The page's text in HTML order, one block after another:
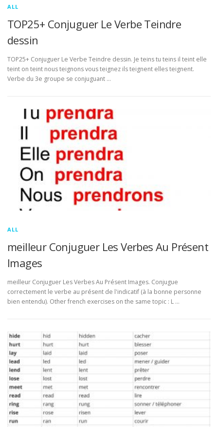
ALL
TOP25+ Conjuguer Le Verbe Teindre
dessin
TOP25+ Conjuguer Le Verbe Teindre dessin. Je teins tu teins il teint elle
teint on teint nous teignons vous teignez ils teignent elles teignent.
Verbe du 3e groupe se conjuguant …
ALL
meilleur Conjuguer Les Verbes Au Présent
Images
meilleur Conjuguer Les Verbes Au Présent Images. Conjugue
correctement le verbe au présent de l'indicatif (à la bonne personne
bien entendu). Other french exercises on the same topic : L …